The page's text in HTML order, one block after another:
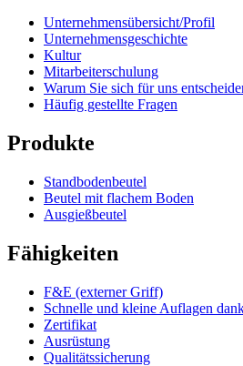
Unternehmensübersicht/Profil
Unternehmensgeschichte
Kultur
Mitarbeiterschulung
Warum Sie sich für uns
Häufig gestellte Fragen
Produkte
Standbodenbeutel
Beutel mit flachem Boden
Ausgießbeutel
Fähigkeiten
F&E (externer Griff)
Schnelle und kleine Auflagen
Zertifikat
Ausrüstung
Qualitätssicherung